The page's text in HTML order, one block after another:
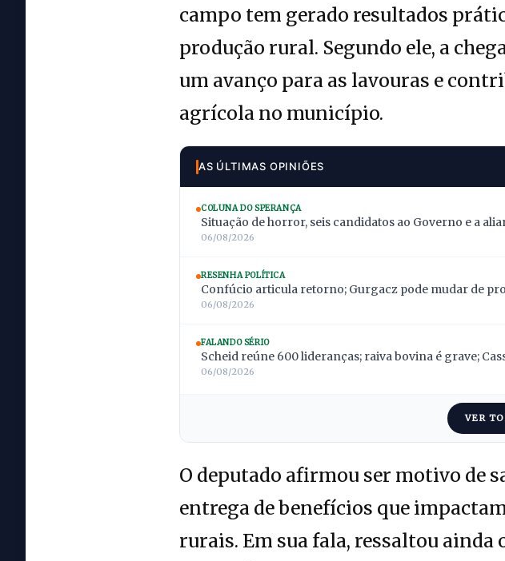
campo tem gerado resultados
produção rural. Segundo ele, a
um avanço para as lavouras e
agrícola no município.
AS ÚLTIMAS OPINIÕES
COLUNA DO SPERANÇA
Situação de horror, seis candidatos ao Governo e a
06/08/2026
RESENHA POLÍTICA
Confúcio articula retorno; Gurgacz pode mudar de
06/08/2026
FALANDO SÉRIO
Scheid reúne 600 lideranças; raiva bovina é grave;
06/08/2026
VER
O deputado afirmou ser motivo de
entrega de benefícios que
rurais. Em sua fala, ressaltou ainda